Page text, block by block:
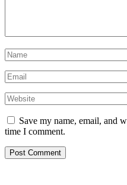
Save my name, email, and
time I comment.